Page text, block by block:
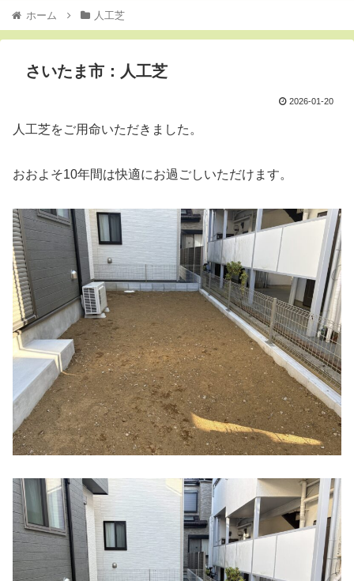
ホーム 人工芝
さいたま市：人工芝
2026-01-20
人工芝をご用命いただきました。
おおよそ10年間は快適にお過ごしいただけます。